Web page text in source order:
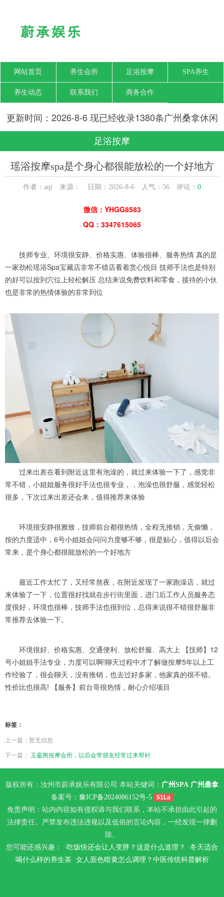
网站首页 养生会所 足浴按摩 SPA养生
养生动态 联系我们 商务合作
更新时间：2026-8-6 现已经收录1380条广州桑拿休闲
SPA会所-广州梦瑶养生网信息
足浴按摩
瑶浴按摩spa是个身心都很能放松的一个好地方
作者：aqi 来源： 日期：2026-8-6 人气： 56 评论： 0
微信：YHGG8583
QQ：3347615065
技师专业、环境很安静、价格实惠、体验很棒、服务热情 真的是
一家劲松瑶浴Spa宝藏店非常不错店看着赏心悦目 技师手法也是特别
的好可以按到穴位上轻松解压 总结来说免费饮料和零食，接待的小伙
也是非常的热情体验的非常到位
过来出差在看到附近这里有泡澡的，就过来体验一下了，感觉非
常不错，小姐姐服务很好手法也很专业，，泡澡也很舒服，感觉轻松
很多，下次过来出差还会来，值得推荐来体验
环境很安静很雅致，技师前台都很热情，全程无推销，无偷懒，
按的力度适中，6号小姐姐会问问力度够不够，很是贴心，值得以后会
常来，是个身心都很能放松的一个好地方
最近工作太忙了，又经常熬夜，在附近发现了一家跑澡店，就过
来体验了一下，位置很好找就在步行街里面，进门后工作人员服务态
度很好，环境也很棒，技师手法也很到位，总得来说很不错很舒服非
常推荐去体验一下。
环境很好、价格实惠、交通便利、放松舒服、高大上 【技师】12
号小姐姐手法专业，力度可以啊!聊天过程中才了解做按摩5年以上工
作经验了，很会聊天，没有推销，也去过好多家，他家真的很不错。
性价比也很高! 【服务】前台哥很热情，耐心介绍项目
标签：
上一篇：暂无信息
下一篇： 玉銮阁按摩会所，以后会带朋友经常过来帮衬
版权所有：汝州市蔚承娱乐有限公司 本站关键词： 广州SPA 广州桑拿
备案号： 豫ICP备2024086152号-5 51La
免责声明：站内内容如有侵权请与我们联系，本站不承担由此引起的
法律责任。严禁发布违法违规以及低俗的言论内容，一经发现一律删
除。
您可能还感兴趣： ·吃饭快还会让人变胖？这是什么道理？ ·冬天适合
喝什么样的养生茶·女人面色暗黄怎么调理？中医传统科普解析